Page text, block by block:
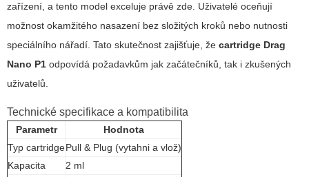
zařízení, a tento model exceluje právě zde. Uživatelé oceňují
možnost okamžitého nasazení bez složitých kroků nebo nutnosti
speciálního nářadí. Tato skutečnost zajišťuje, že cartridge Drag
Nano P1 odpovídá požadavkům jak začátečníků, tak i zkušených
uživatelů.
Technické specifikace a kompatibilita
Parametr
Hodnota
Typ cartridgePull & Plug (vytahni a vlož)
Kapacita
2 ml